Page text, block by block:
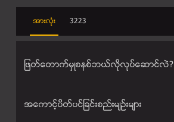
အားလံုး 3223
ျဖတ္ေတာက္မွဳစနစ္ဘယ္လိုလုပ္ေဆာင္လဲ?
အေကာင့္ပိတ္ပင္ျခင္းစည္းမ်ဥ္းမ်ား